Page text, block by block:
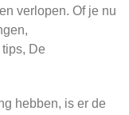
verlopen. Of je nu
De
hebben, is er de